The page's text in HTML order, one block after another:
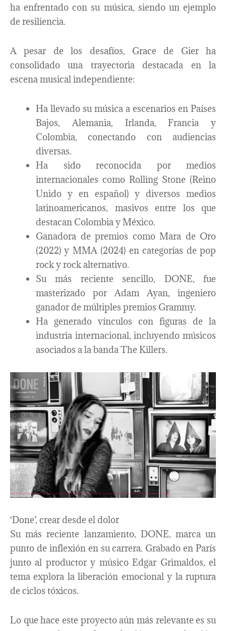
ha enfrentado con su música, siendo un ejemplo
de resiliencia.
A pesar de los desafíos, Grace de Gier ha
consolidado una trayectoria destacada en la
escena musical independiente:
Ha llevado su música a escenarios en Países
Bajos, Alemania, Irlanda, Francia y
Colombia, conectando con audiencias
diversas.
Ha sido reconocida por medios
internacionales como Rolling Stone (Reino
Unido y en español) y diversos medios
latinoamericanos, masivos entre los que
destacan Colombia y México.
Ganadora de premios como Mara de Oro
(2022) y MMA (2024) en categorías de pop
rock y rock alternativo.
Su más reciente sencillo, DONE, fue
masterizado por Adam Ayan, ingeniero
ganador de múltiples premios Grammy.
Ha generado vínculos con figuras de la
industria internacional, incluyendo músicos
asociados a la banda The Killers.
‘Done’, crear desde el dolor
Su más reciente lanzamiento, DONE, marca un
punto de inflexión en su carrera. Grabado en París
junto al productor y músico Edgar Grimaldos, el
tema explora la liberación emocional y la ruptura
de ciclos tóxicos.
Lo que hace este proyecto aún más relevante es su